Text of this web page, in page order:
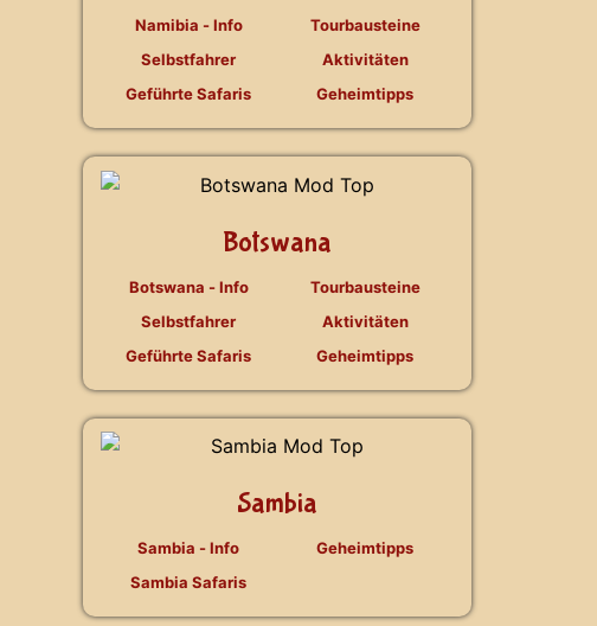
Namibia - Info
Selbstfahrer
Geführte Safaris
Tourbausteine
Aktivitäten
Geheimtipps
Botswana
Botswana - Info
Selbstfahrer
Geführte Safaris
Tourbausteine
Aktivitäten
Geheimtipps
Sambia
Sambia - Info
Sambia Safaris
Geheimtipps